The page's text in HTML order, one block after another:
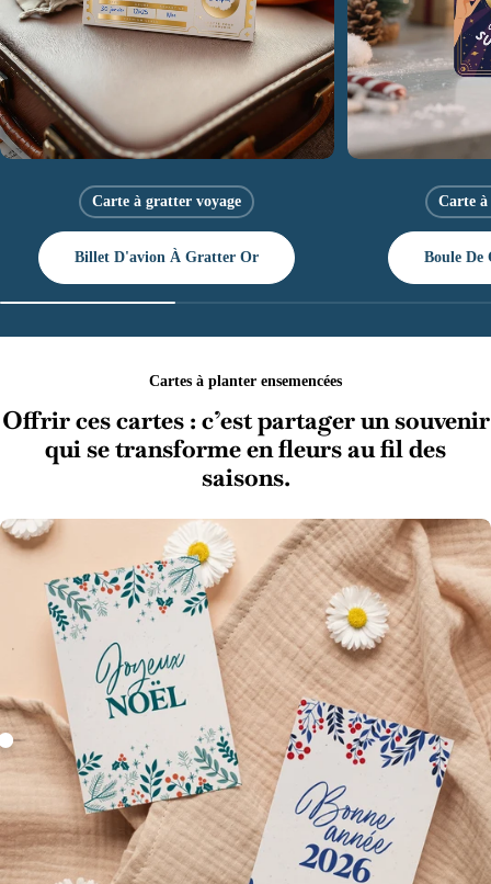
Carte à gratter voyage
Billet D'avion À Gratter Or
Carte
Boule
Cartes à planter ensemencées
Offrir ces cartes : c’est partager un souvenir
qui se transforme en fleurs au fil des
saisons.